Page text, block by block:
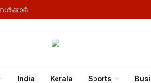
India Kerala Sports